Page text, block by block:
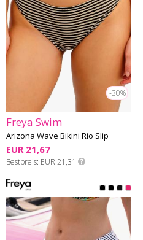
-30%
Freya Swim
Arizona Wave Bikini Rio Slip
EUR 21,67
Bestpreis EUR 21,31